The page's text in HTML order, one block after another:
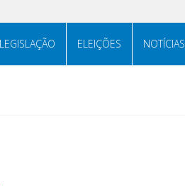
LEGISLAÇÃO ELEIÇÕES NOTÍCIAS